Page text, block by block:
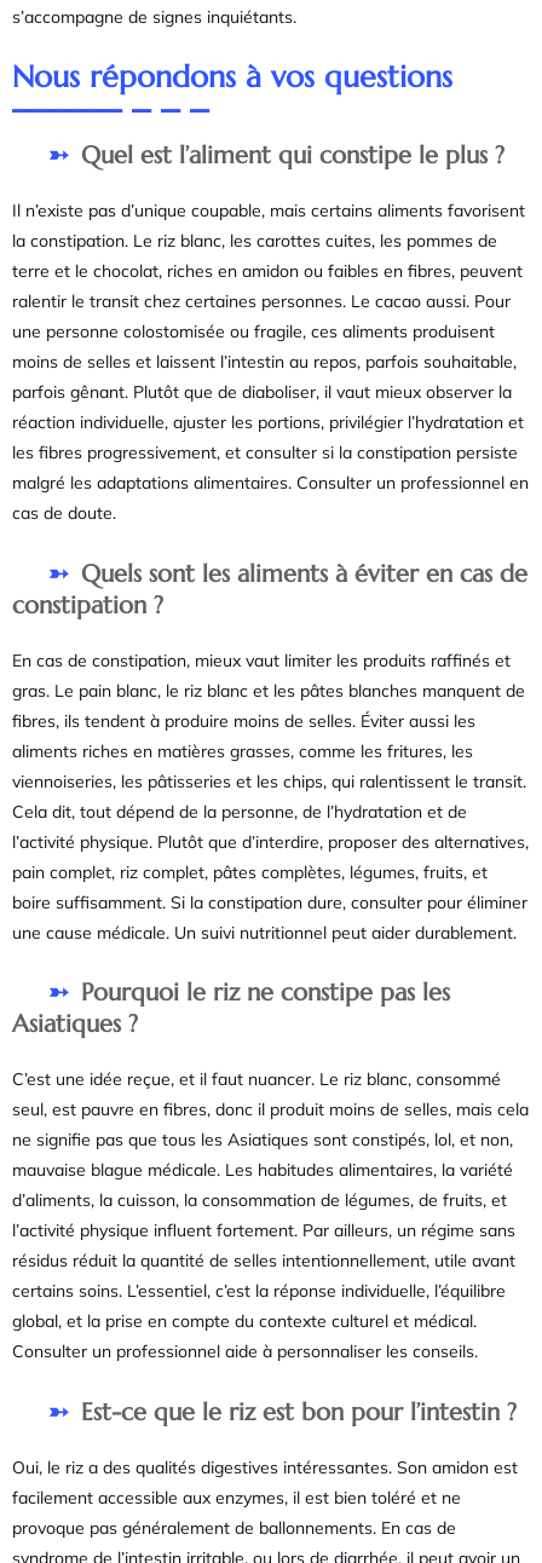
s’accompagne de signes inquiétants.
Nous répondons à vos questions
Quel est l’aliment qui constipe le plus ?
Il n’existe pas d’unique coupable, mais certains aliments favorisent
la constipation. Le riz blanc, les carottes cuites, les pommes de
terre et le chocolat, riches en amidon ou faibles en fibres, peuvent
ralentir le transit chez certaines personnes. Le cacao aussi. Pour
une personne colostomisée ou fragile, ces aliments produisent
moins de selles et laissent l’intestin au repos, parfois souhaitable,
parfois gênant. Plutôt que de diaboliser, il vaut mieux observer la
réaction individuelle, ajuster les portions, privilégier l’hydratation et
les fibres progressivement, et consulter si la constipation persiste
malgré les adaptations alimentaires. Consulter un professionnel en
cas de doute.
Quels sont les aliments à éviter en cas de
constipation ?
En cas de constipation, mieux vaut limiter les produits raffinés et
gras. Le pain blanc, le riz blanc et les pâtes blanches manquent de
fibres, ils tendent à produire moins de selles. Éviter aussi les
aliments riches en matières grasses, comme les fritures, les
viennoiseries, les pâtisseries et les chips, qui ralentissent le transit.
Cela dit, tout dépend de la personne, de l’hydratation et de
l’activité physique. Plutôt que d’interdire, proposer des alternatives,
pain complet, riz complet, pâtes complètes, légumes, fruits, et
boire suffisamment. Si la constipation dure, consulter pour éliminer
une cause médicale. Un suivi nutritionnel peut aider durablement.
Pourquoi le riz ne constipe pas les
Asiatiques ?
C’est une idée reçue, et il faut nuancer. Le riz blanc, consommé
seul, est pauvre en fibres, donc il produit moins de selles, mais cela
ne signifie pas que tous les Asiatiques sont constipés, lol, et non,
mauvaise blague médicale. Les habitudes alimentaires, la variété
d’aliments, la cuisson, la consommation de légumes, de fruits, et
l’activité physique influent fortement. Par ailleurs, un régime sans
résidus réduit la quantité de selles intentionnellement, utile avant
certains soins. L’essentiel, c’est la réponse individuelle, l’équilibre
global, et la prise en compte du contexte culturel et médical.
Consulter un professionnel aide à personnaliser les conseils.
Est-ce que le riz est bon pour l’intestin ?
Oui, le riz a des qualités digestives intéressantes. Son amidon est
facilement accessible aux enzymes, il est bien toléré et ne
provoque pas généralement de ballonnements. En cas de
syndrome de l’intestin irritable, ou lors de diarrhée, il peut avoir un